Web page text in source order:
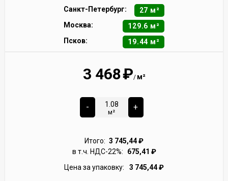
Санкт-Петербург:
27 м²
Москва:
129.6 м²
Псков:
19.44 м²
3 468₽/ м²
-
м²
+
Итого: 3 745,44₽
в т.ч. НДС-22%:
675,41 ₽
Цена за упаковку:
3 745,44₽